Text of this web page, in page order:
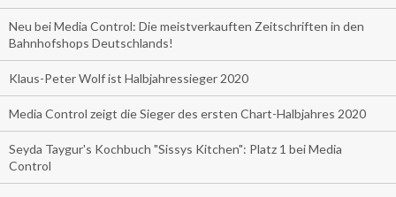
Neu bei Media Control: Die meistverkauften Zeitschriften in den
Bahnhofshops Deutschlands!
Klaus-Peter Wolf ist Halbjahressieger 2020
Media Control zeigt die Sieger des ersten Chart-Halbjahres 2020
Seyda Taygur's Kochbuch "Sissys Kitchen": Platz 1 bei Media
Control